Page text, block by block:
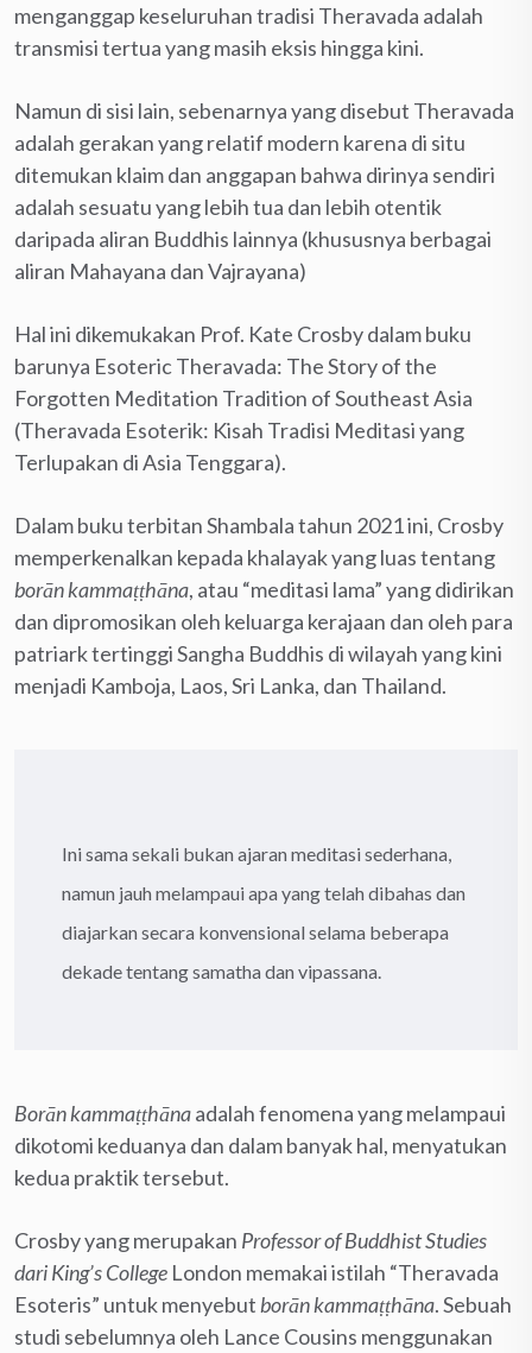
menganggap keseluruhan tradisi Theravada adalah
transmisi tertua yang masih eksis hingga kini.
Namun di sisi lain, sebenarnya yang disebut Theravada
adalah gerakan yang relatif modern karena di situ
ditemukan klaim dan anggapan bahwa dirinya sendiri
adalah sesuatu yang lebih tua dan lebih otentik
daripada aliran Buddhis lainnya (khususnya berbagai
aliran Mahayana dan Vajrayana)
Hal ini dikemukakan Prof. Kate Crosby dalam buku
barunya Esoteric Theravada: The Story of the
Forgotten Meditation Tradition of Southeast Asia
(Theravada Esoterik: Kisah Tradisi Meditasi yang
Terlupakan di Asia Tenggara).
Dalam buku terbitan Shambala tahun 2021 ini, Crosby
memperkenalkan kepada khalayak yang luas tentang
borān kammaṭṭhāna, atau “meditasi lama” yang didirikan
dan dipromosikan oleh keluarga kerajaan dan oleh para
patriark tertinggi Sangha Buddhis di wilayah yang kini
menjadi Kamboja, Laos, Sri Lanka, dan Thailand.
Ini sama sekali bukan ajaran meditasi sederhana,
namun jauh melampaui apa yang telah dibahas dan
diajarkan secara konvensional selama beberapa
dekade tentang samatha dan vipassana.
Borān kammaṭṭhānaadalah fenomena yang melampaui
dikotomi keduanya dan dalam banyak hal, menyatukan
kedua praktik tersebut.
Crosby yang merupakan Professor of Buddhist Studies
dari King’s College London memakai istilah “Theravada
Esoteris” untuk menyebut borān kammaṭṭhāna. Sebuah
studi sebelumnya oleh Lance Cousins menggunakan